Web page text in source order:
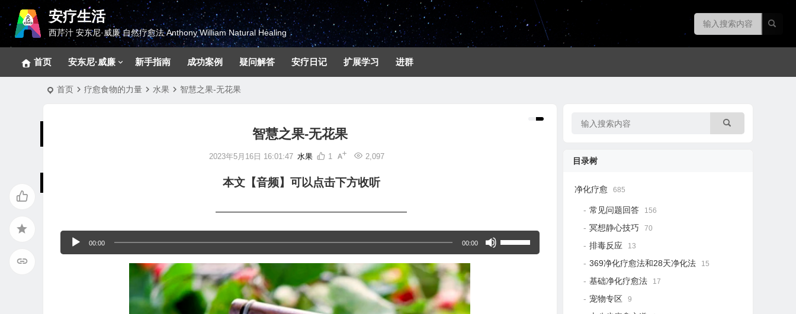
安疗生活
西芹汁 安东尼·威廉 自然疗愈法 Anthony William Natural Healing
首页 安东尼·威廉 新手指南 成功案例 疑问解答 安疗日记 扩展学习 进群
首页 疗愈食物的力量 水果 智慧之果-无花果
智慧之果-无花果
2023年5月16日 16:01:47 水果 2,097
1
本文【音频】可以点击下方收听
—————————————————
频
00:00 00:00
使
用
目录树
净化疗愈 685
常见问题回答 156
冥想静心技巧 70
排毒反应 13
369净化疗愈法和28天净化法 15
基础净化疗愈法 17
宠物专区 9